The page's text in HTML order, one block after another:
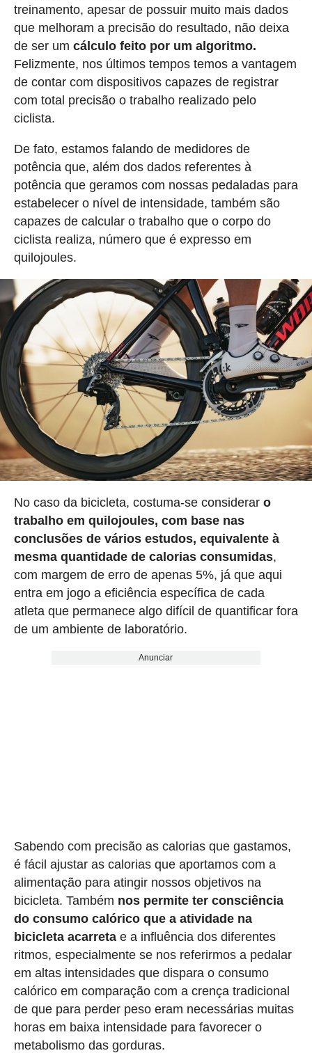
treinamento, apesar de possuir muito mais dados
que melhoram a precisão do resultado, não deixa
de ser um cálculo feito por um algoritmo.
Felizmente, nos últimos tempos temos a vantagem
de contar com dispositivos capazes de registrar
com total precisão o trabalho realizado pelo
ciclista.
De fato, estamos falando de medidores de
potência que, além dos dados referentes à
potência que geramos com nossas pedaladas para
estabelecer o nível de intensidade, também são
capazes de calcular o trabalho que o corpo do
ciclista realiza, número que é expresso em
quilojoules.
No caso da bicicleta, costuma-se considerar o
trabalho em quilojoules, com base nas
conclusões de vários estudos, equivalente à
mesma quantidade de calorias consumidas,
com margem de erro de apenas 5%, já que aqui
entra em jogo a eficiência específica de cada
atleta que permanece algo difícil de quantificar fora
de um ambiente de laboratório.
Anunciar
Sabendo com precisão as calorias que gastamos,
é fácil ajustar as calorias que aportamos com a
alimentação para atingir nossos objetivos na
bicicleta. Também nos permite ter consciência
do consumo calórico que a atividade na
bicicleta acarretae a influência dos diferentes
ritmos, especialmente se nos referirmos a pedalar
em altas intensidades que dispara o consumo
calórico em comparação com a crença tradicional
de que para perder peso eram necessárias muitas
horas em baixa intensidade para favorecer o
metabolismo das gorduras.